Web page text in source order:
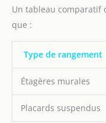
Un tableau comparatif
que :
Type de rangement
Étagères murales
Placards suspendus